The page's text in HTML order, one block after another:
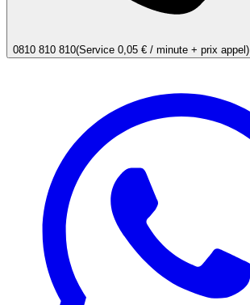
0810 810 810(Service 0,05 € / minute + prix appel)